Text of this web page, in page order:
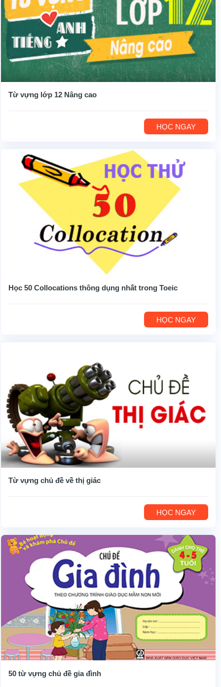
Từ vựng lớp 12 Nâng cao
HỌC NGAY
Học 50 Collocations thông dụng nhất trong Toeic
HỌC NGAY
Từ vựng chủ đề về thị giác
HỌC NGAY
50 từ vựng chủ đề gia đình